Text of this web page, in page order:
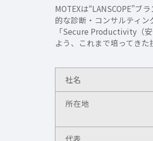
MOTEXは“LANSCOPE”
的な診断・コンサルティン
「Secure Productivity（
よう、これまで培ってきた
社名
所在地
代表